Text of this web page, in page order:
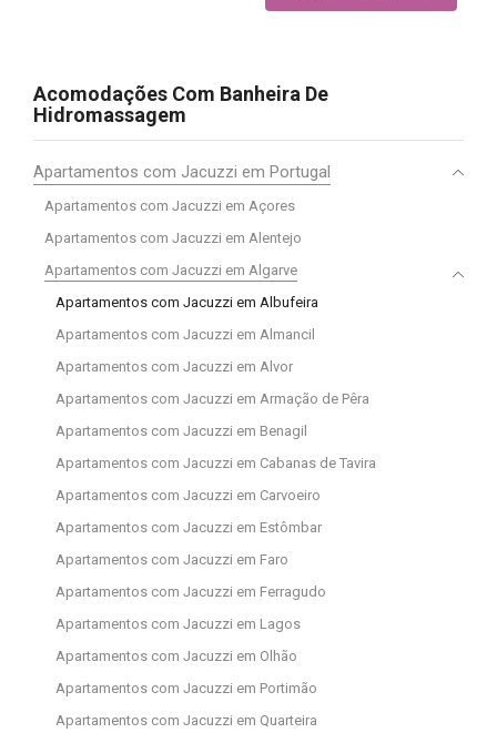
Acomodações Com Banheira De
Hidromassagem
Apartamentos com Jacuzzi em Portugal
Apartamentos com Jacuzzi em Açores
Apartamentos com Jacuzzi em Alentejo
Apartamentos com Jacuzzi em Algarve
Apartamentos com Jacuzzi em Albufeira
Apartamentos com Jacuzzi em Almancil
Apartamentos com Jacuzzi em Alvor
Apartamentos com Jacuzzi em Armação de Pêra
Apartamentos com Jacuzzi em Benagil
Apartamentos com Jacuzzi em Cabanas de Tavira
Apartamentos com Jacuzzi em Carvoeiro
Apartamentos com Jacuzzi em Estômbar
Apartamentos com Jacuzzi em Faro
Apartamentos com Jacuzzi em Ferragudo
Apartamentos com Jacuzzi em Lagos
Apartamentos com Jacuzzi em Olhão
Apartamentos com Jacuzzi em Portimão
Apartamentos com Jacuzzi em Quarteira